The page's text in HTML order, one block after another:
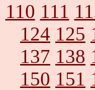
110 111
124 125
137 138
150 151